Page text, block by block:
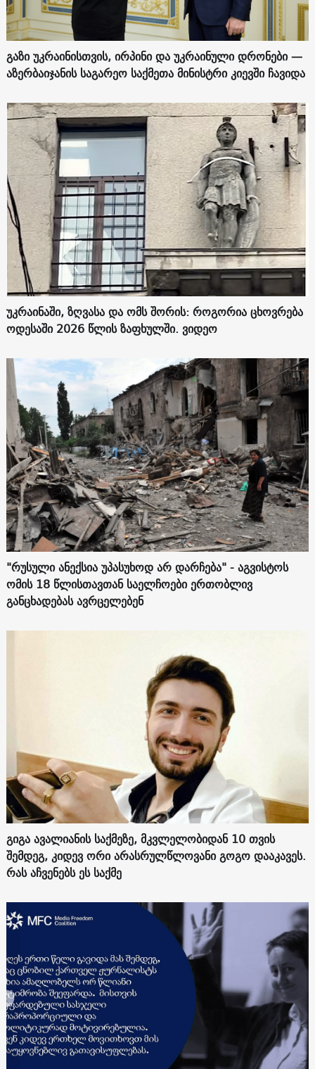
გაზი უკრაინისთვის, ირპინი და უკრაინული დრონები —
აზერბაიჯანის საგარეო საქმეთა მინისტრი კიევში ჩავიდა
უკრაინაში, ზღვასა და ომს შორის: როგორია ცხოვრება
ოდესაში 2026 წლის ზაფხულში. ვიდეო
"რუსული ანექსია უპასუხოდ არ დარჩება" - აგვისტოს
ომის 18 წლისთავთან საელჩოები ერთობლივ
განცხადებას ავრცელებენ
გიგა ავალიანის საქმეზე, მკვლელობიდან 10 თვის
შემდეგ, კიდევ ორი არასრულწლოვანი გოგო დააკავეს.
რას აჩვენებს ეს საქმე